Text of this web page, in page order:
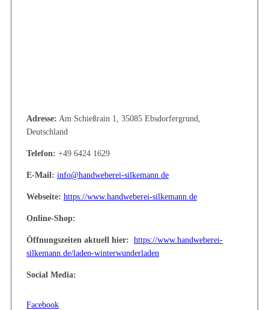
Adresse: Am Schießrain 1, 35085 Ebsdorfergrund,
Deutschland
Telefon: +49 6424 1629
E-Mail: info@handweberei-silkemann.de
Webseite: https://www.handweberei-silkemann.de
Online-Shop:
Öffnungszeiten aktuell hier: https://www.handweberei-
silkemann.de/laden-winterwunderladen
Social Media:
Facebook